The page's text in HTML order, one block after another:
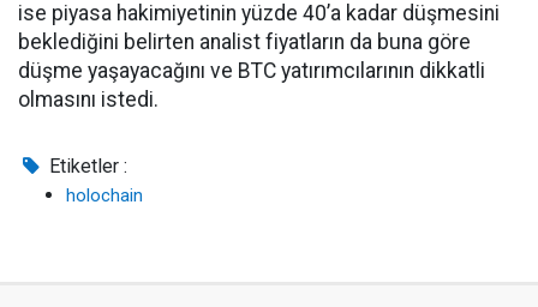
ise piyasa hakimiyetinin yüzde 40’a kadar düşmesini
beklediğini belirten analist fiyatların da buna göre
düşme yaşayacağını ve BTC yatırımcılarının dikkatli
olmasını istedi.
Etiketler :
holochain